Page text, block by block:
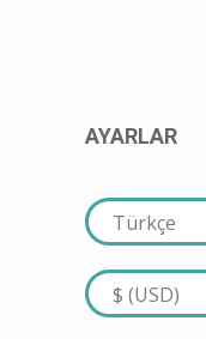
AYARLAR